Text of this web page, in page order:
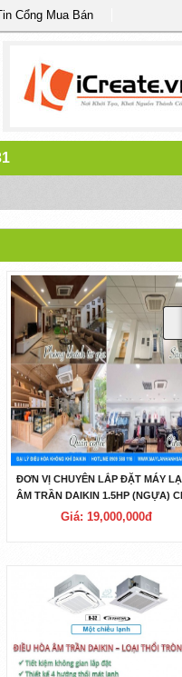
Cổng Mua Bán
ĐƠN VỊ CHUYÊN LẮP ĐẶT MÁY
ÂM TRẦN DAIKIN 1.5HP (NGỰA)
VĂN PHÒNG, LỚP HỌC ANH
Giá: 19,000,000đ